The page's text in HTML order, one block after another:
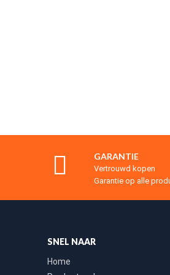
GARANTIE
Vertrouwd kopen
Garantie op alle
SNEL NAAR
Home